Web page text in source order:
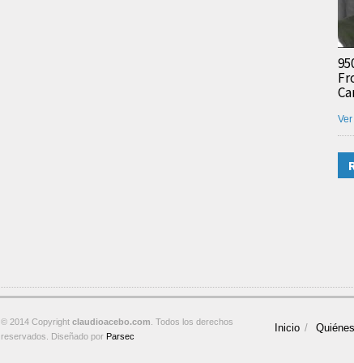
Inicio
© 2014 Copyright claudioacebo.com . Todos los derechos
reservados. Diseñado por Parsec